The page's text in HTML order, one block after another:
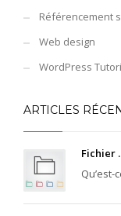
Référencement
Web design
WordPress
ARTICLES
Fichier
Qu’est-